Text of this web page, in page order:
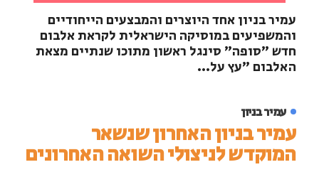
עמיר בניון אחד היוצרים והמבצעים הייחודיים
והמשפיעים במוסיקה הישראלית לקראת אלבום
חדש "סופה" סינגל ראשון מתוכו שנתיים מצאת
האלבום "עץ על...
עמיר בניון
עמיר בניון האחרון שנשאר
המוקדש לניצולי השואה האחרונים